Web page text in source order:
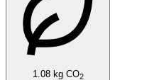
1.08 kg CO2